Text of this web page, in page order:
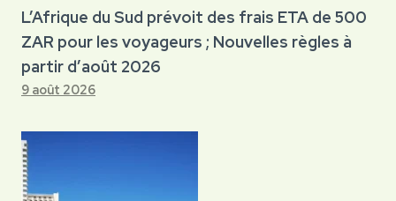
L’Afrique du Sud prévoit des frais ETA de 500
ZAR pour les voyageurs ; Nouvelles règles à
partir d’août 2026
9 août 2026